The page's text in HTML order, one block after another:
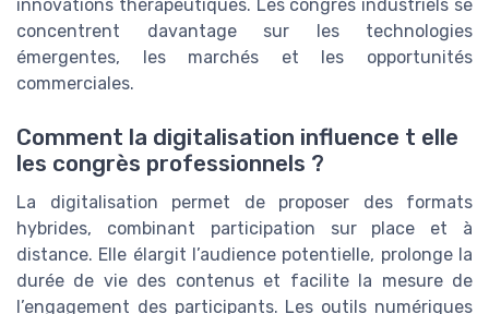
innovations thérapeutiques. Les congrès industriels se
concentrent davantage sur les technologies
émergentes, les marchés et les opportunités
commerciales.
Comment la digitalisation influence t elle
les congrès professionnels ?
La digitalisation permet de proposer des formats
hybrides, combinant participation sur place et à
distance. Elle élargit l’audience potentielle, prolonge la
durée de vie des contenus et facilite la mesure de
l’engagement des participants. Les outils numériques